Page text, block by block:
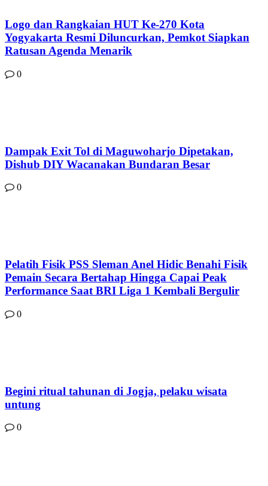
Logo dan Rangkaian HUT Ke-270 Kota
Yogyakarta Resmi Diluncurkan, Pemkot Siapkan
Ratusan Agenda Menarik
0
Dampak Exit Tol di Maguwoharjo Dipetakan,
Dishub DIY Wacanakan Bundaran Besar
0
Pelatih Fisik PSS Sleman Anel Hidic Benahi Fisik
Pemain Secara Bertahap Hingga Capai Peak
Performance Saat BRI Liga 1 Kembali Bergulir
0
Begini ritual tahunan di Jogja, pelaku wisata
untung
0